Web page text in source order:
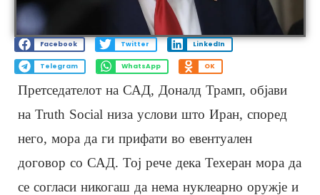
Facebook Twitter LinkedIn
Telegram WhatsApp OK
Претседателот на САД, Доналд Трамп, објави
на Truth Social низа услови што Иран, според
него, мора да ги прифати во евентуален
договор со САД. Тој рече дека Техеран мора да
се согласи никогаш да нема нуклеарно оружје и